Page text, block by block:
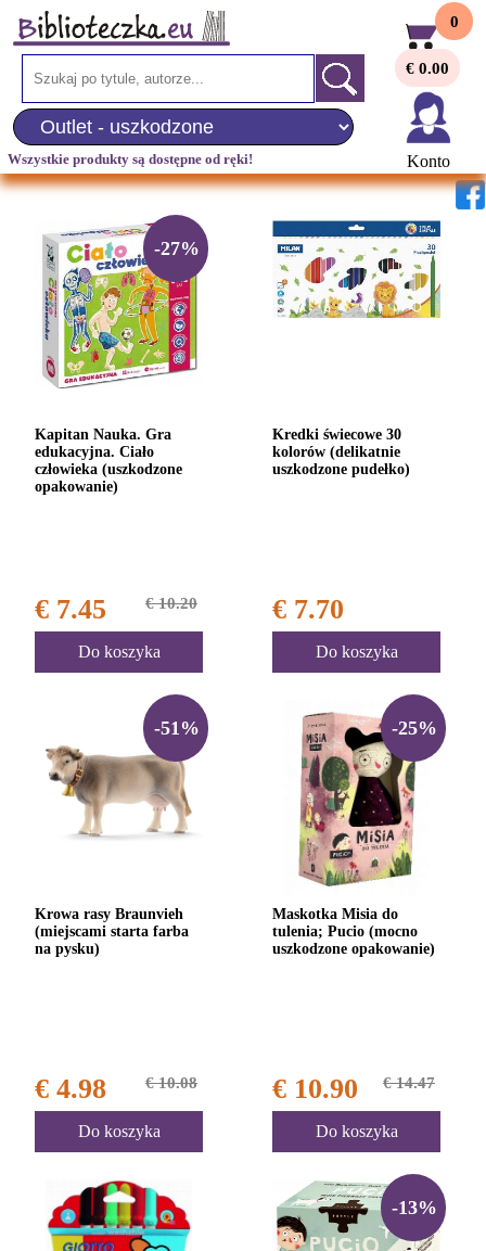
Wszystkie produkty są dostępne od ręki!
0
€ 0.00
Konto
Kapitan Nauka. Gra
edukacyjna. Ciało
człowieka (uszkodzone
opakowanie)
€ 7.45 € 10.20
Do koszyka
-27%
Kredki świecowe 30
kolorów (delikatnie
uszkodzone pudełko)
€ 7.70
Do koszyka
Krowa rasy Braunvieh
(miejscami starta farba
na pysku)
€ 4.98 € 10.08
Do koszyka
-51%
Maskotka Misia do
tulenia; Pucio (mocno
uszkodzone opakowanie)
€ 10.90 € 14.47
Do koszyka
-25%
-13%